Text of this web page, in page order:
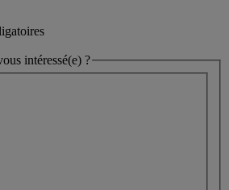
intéressé(e) ?